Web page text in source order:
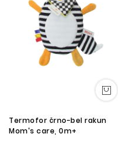
Termofor črno-bel rakun
Mom's care, 0m+